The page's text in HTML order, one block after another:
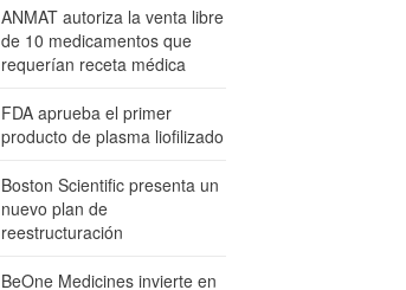
ANMAT autoriza la venta libre
de 10 medicamentos que
requerían receta médica
FDA aprueba el primer
producto de plasma liofilizado
Boston Scientific presenta un
nuevo plan de
reestructuración
BeOne Medicines invierte en